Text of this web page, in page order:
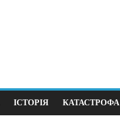
ІСТОРІЯ КАТАСТРОФА